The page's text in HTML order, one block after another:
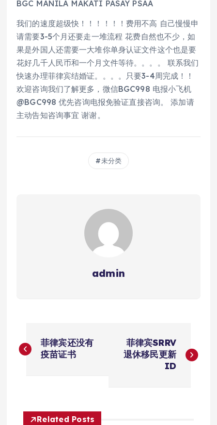
BGC MANILA MAKATI PASAY PSAA
我们的速度超级快！！！！！！费用不高 自己慢慢申
请需要3-5个月还要走一堆流程 花费自然也不少，如
果是外国人还需要一大堆你单身认证文件这个也是要
花好几千人民币和一个月文件等待。。。。 联系我们
快速办理菲律宾结婚证。。。。只要3-4周完成！！
欢迎咨询我们了解更多，微信BGC998 电报小飞机
@BGC998 优先咨询电报免验证直接咨询。 添加请
主动告知咨询事宜 谢谢。
未分类
admin
章
航
菲律宾还没有
疫苗证书
菲律宾SRRV
退休移民更新
ID
Related Posts